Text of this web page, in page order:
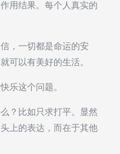
用结果。每个人真实的
，一切都是命运的安
可以有美好的生活。
乐这个问题。
？比如只求打平。显然
上的表达，而在于其他